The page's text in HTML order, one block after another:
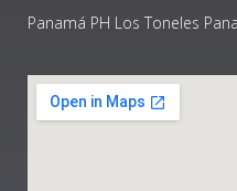
Panamá PH Los Toneles